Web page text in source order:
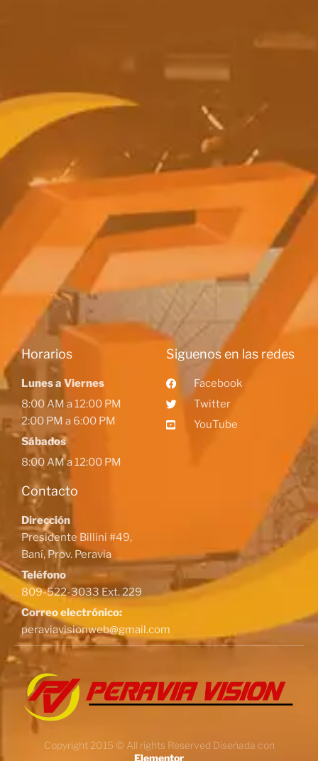
Horarios
Lunes a Viernes
8:00 AM a 12:00 PM
2:00 PM a 6:00 PM
Sábados
8:00 AM a 12:00 PM
Contacto
Dirección
Presidente Billini #49,
Baní, Prov. Peravia
Teléfono
809-522-3033 Ext. 229
Correo electrónico:
peraviavisionweb@gmail.com
Siguenos en las redes
Facebook
Twitter
YouTube
Copyright 2015 © All rights Reserved Diseñada con
Elementor